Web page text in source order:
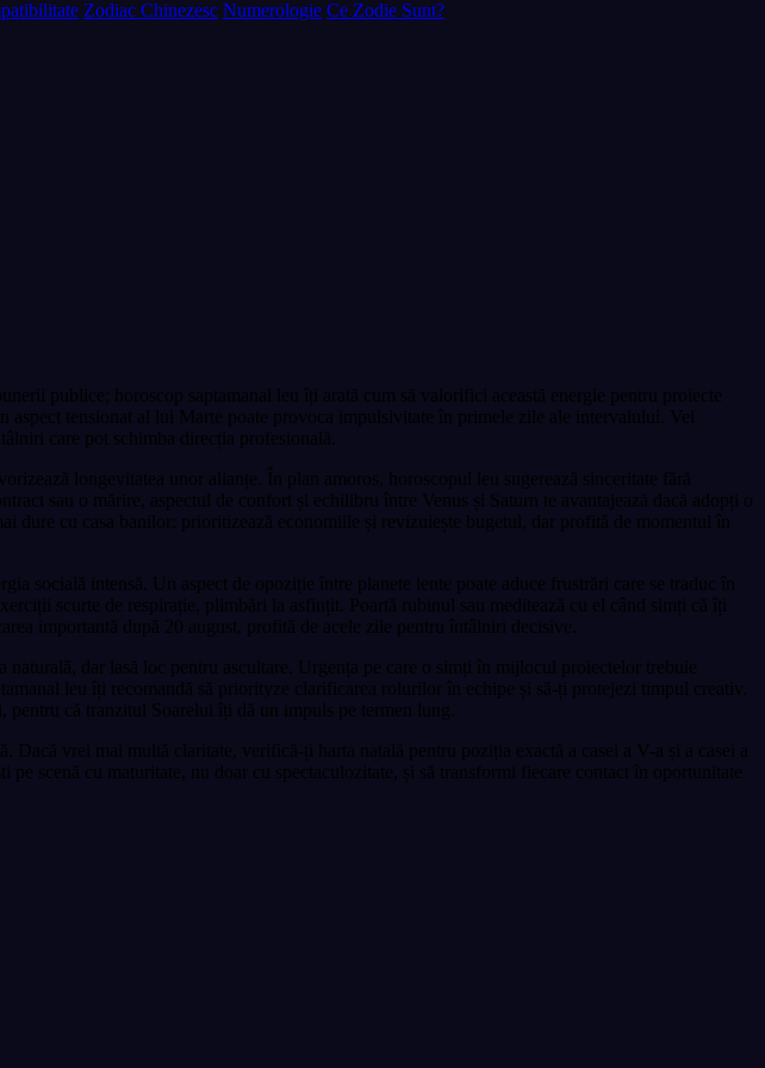
Zodiac Chinezesc Numerologie Ce Zodie Sunt?
publice; horoscop saptamanal leu îți arată cum să valorifici această energie pentru proiecte
aspect tensionat al lui Marte poate provoca impulsivitate în primele zile ale intervalului. Vei
care pot schimba direcția profesională.
longevitatea unor alianțe. În plan amoros, horoscopul leu sugerează sinceritate fără
sau o mărire, aspectul de confort și echilibru între Venus și Saturn te avantajează dacă adopți o
dure cu casa banilor: prioritizează economiile și revizuiește bugetul, dar profită de momentul în
socială intensă. Un aspect de opoziție între planete lente poate aduce frustrări care se traduc în
scurte de respirație, plimbări la asfințit. Poartă rubinul sau meditează cu el când simți că îți
importantă după 20 august, profită de acele zile pentru întâlniri decisive.
dar lasă loc pentru ascultare. Urgența pe care o simți în mijlocul proiectelor trebuie
leu îți recomandă să priorityze clarificarea rolurilor în echipe și să-ți protejezi timpul creativ.
că tranzitul Soarelui îți dă un impuls pe termen lung.
Dacă vrei mai multă claritate, verifică-ți harta natală pentru poziția exactă a casei a V-a și a casei a
scenă cu maturitate, nu doar cu spectaculozitate, și să transformi fiecare contact în oportunitate